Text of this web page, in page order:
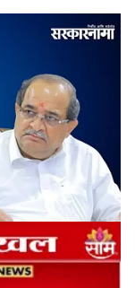
Patil Sarkarnama
जलसंपदा मंत्री
झाली आहेत. डॉ.
संचालक
कागदपत्रे करून
प्रकरण समोर